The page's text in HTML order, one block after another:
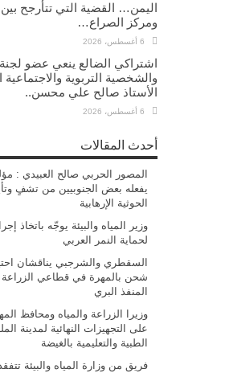
اليمن… القضية التي تتأرجح
ومركز الصراع…
6 أغسطس، 2026
اشتراكي الضالع ينعي عضو
والشخصية التربوية والاجتماعية
الأستاذ صالح علي محسن..
6 أغسطس، 2026
أحدث المقالات
المصور الحربي صالح العبيدي :
يفعله بعض الجنوبيين من تشفٍ
الحوثية الإرهابية
وزير المياه والبيئة يوجّه باتخاذ
لحماية النمر العربي
السقطري والشرجبي يناقشان
شحن بالمهرة في قطاعي الزراعة
المنفذ البري
وزيرا الزراعة والمياه ومحافظ
على التجهيزات النهائية لمدينة
الطبية والتعليمية بالغيضة
فريق من وزارة المياه والبيئة